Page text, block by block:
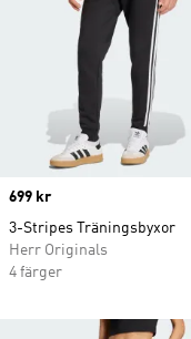
Price
699 kr
3-Stripes Träningsbyxor
Herr Originals
4 färger